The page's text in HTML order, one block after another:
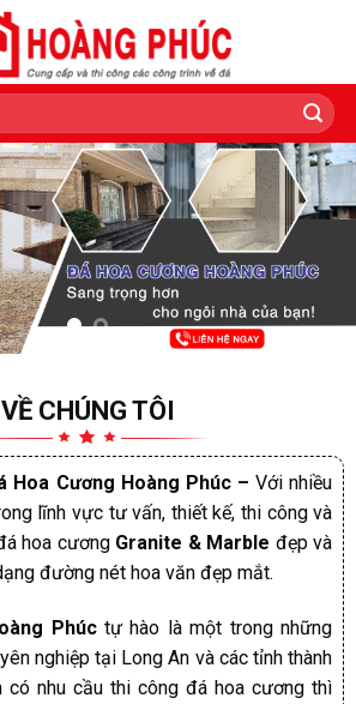
VỀ CHÚNG TÔI
Hoa Cương Hoàng Phúc –Với nhiều
lĩnh vực tư vấn, thiết kế, thi công và
hoa cương Granite & Marble đẹp và
đường nét hoa văn đẹp mắt.
Phúctự hào là một trong những
nghiệp tại Long An và các tỉnh thành
có nhu cầu thi công đá hoa cương thì